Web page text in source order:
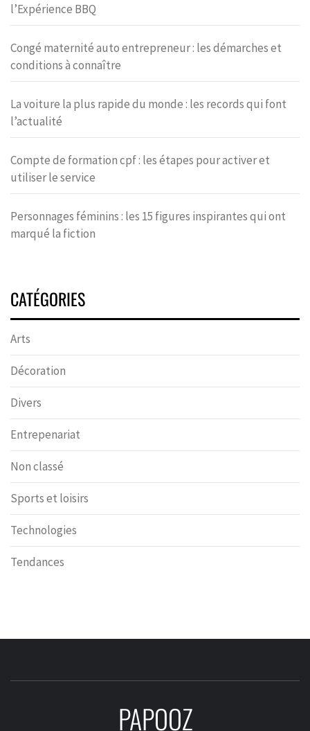
l’Expérience BBQ
Congé maternité auto entrepreneur : les démarches et
conditions à connaître
La voiture la plus rapide du monde : les records qui font
l’actualité
Compte de formation cpf : les étapes pour activer et
utiliser le service
Personnages féminins : les 15 figures inspirantes qui ont
marqué la fiction
CATÉGORIES
Arts
Décoration
Divers
Entrepenariat
Non classé
Sports et loisirs
Technologies
Tendances
PAPOOZ